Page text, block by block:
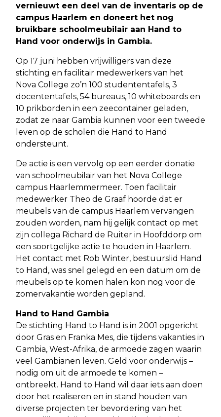
vernieuwt een deel van de inventaris op de
campus Haarlem en doneert het nog
bruikbare schoolmeubilair aan Hand to
Hand voor onderwijs in Gambia.
Op 17 juni hebben vrijwilligers van deze
stichting en facilitair medewerkers van het
Nova College zo’n 100 studententafels, 3
docententafels, 54 bureaus, 10 whiteboards en
10 prikborden in een zeecontainer geladen,
zodat ze naar Gambia kunnen voor een tweede
leven op de scholen die Hand to Hand
ondersteunt.
De actie is een vervolg op een eerder donatie
van schoolmeubilair van het Nova College
campus Haarlemmermeer. Toen facilitair
medewerker Theo de Graaf hoorde dat er
meubels van de campus Haarlem vervangen
zouden worden, nam hij gelijk contact op met
zijn collega Richard de Ruiter in Hoofddorp om
een soortgelijke actie te houden in Haarlem.
Het contact met Rob Winter, bestuurslid Hand
to Hand, was snel gelegd en een datum om de
meubels op te komen halen kon nog voor de
zomervakantie worden gepland.
Hand to Hand Gambia
De stichting Hand to Hand is in 2001 opgericht
door Gras en Franka Mes, die tijdens vakanties in
Gambia, West-Afrika, de armoede zagen waarin
veel Gambianen leven. Geld voor onderwijs –
nodig om uit de armoede te komen –
ontbreekt. Hand to Hand wil daar iets aan doen
door het realiseren en in stand houden van
diverse projecten ter bevordering van het